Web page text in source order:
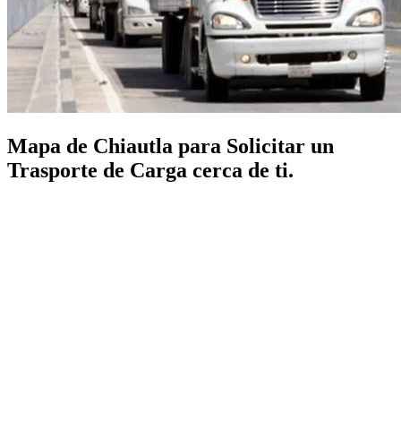
Mapa de Chiautla para Solicitar un
Trasporte de Carga cerca de ti.